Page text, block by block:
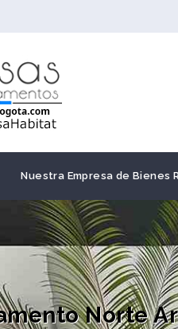
Nuestra Empresa de Bienes
Norte